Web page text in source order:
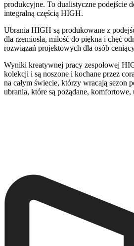
produkcyjne. To dualistyczne podejście
integralną częścią HIGH.
Ubrania HIGH są produkowane z
dla rzemiosła, miłość do piękna i chęć
rozwiązań projektowych dla osób
Wyniki kreatywnej pracy zespołowej
kolekcji i są noszone i kochane przez
na całym świecie, którzy wracają sezon
ubrania, które są pożądane, komfortowe,